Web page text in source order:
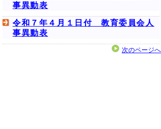
事異動表
令和７年４月１日付 教育委員会人
事異動表
次のページへ